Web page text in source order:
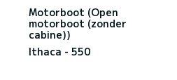
Motorboot (Open
motorboot (zonder
cabine))
Ithaca - 550